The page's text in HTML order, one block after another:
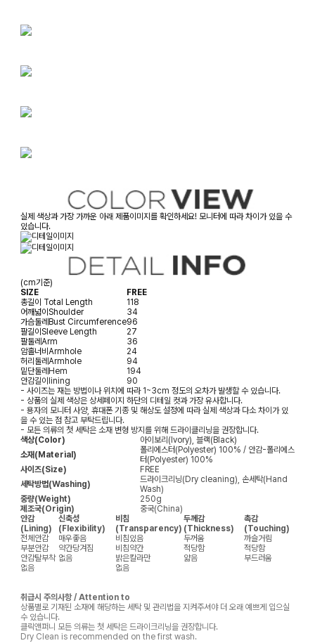
실제 색상과 가장 가까운 아래 제품이미지를 확인하세요! 모니터에 따라 차이가 있을 수
있습니다.
(cm기준)
SIZE
FREE
총길이 Total Length
118
어깨넓이Shoulder
34
가슴둘레Bust Circumference96
팔길이Sleeve Length
27
팔둘레Arm
36
암홀너비Armhole
24
허리둘레Armhole
94
밑단둘레Hem
194
안감길이lining
90
- 사이즈는 재는 방법이나 위치에 따라 1~3cm 정도의 오차가 발생할 수 있습니다.
- 상품의 실제 색상은 상세페이지 하단의 디테일 컷과 가장 유사합니다.
- 용자의 모니터 사양, 휴대폰 기종 및 해상도 설정에 따라 실제 색상과 다소 차이가 있
을 수 있는 점 참고 부탁드립니다.
- 모든 의류의 첫 세탁은 소재 변형 방지를 위해 드라이클리닝을 권장합니다.
색상(Color)
아이보리(Ivory), 블랙(Black)
소재(Material)
폴리에스터(Polyester) 100% / 안감-폴리에스
터(Polyester) 100%
사이즈(Size)
FREE
세탁방법(Washing)
드라이크리닝(Dry cleaning), 손세탁(Hand
Wash)
중량(Weight)
250g
제조국(Origin)
중국(China)
안감
(Lining)
신축성
(Flexibility)
비침
(Transparency)
두께감
(Thickness)
촉감
(Touching)
전체안감
매우좋음 비침있음 두꺼움
까슬거림
부분안감
약간당겨짐 비침약간 적당함
적당함
안감탈부착 없음 밝은칼라만 얇음
부드러움
없음
없음
취급시 주의사항 / Attention to
상품별로 기재된 소재에 해당하는 세탁 및 관리법을 지켜주셔야 더 오래 예쁘게 입으실
수 있습니다.
클릭앤퍼니 모든 의류는 첫 세탁은 드라이크리닝을 권장합니다.
Dry Clean is recommended on the first wash.